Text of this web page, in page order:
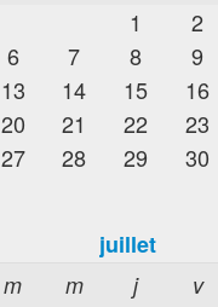
1 2
6 7 8 9
13 14 15 16
20 21 22 23
27 28 29 30
juillet
m m j v